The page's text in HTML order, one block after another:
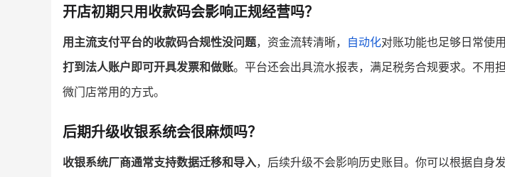
开店初期只用收款码会影响正规经营吗？
用主流支付平台的收款码合规性没问题，资金流转清晰， 自动化对账功能也足够日常使
打到法人账户即可开具发票和做账。平台还会出具流水报表，满足税务合规要求。不用
微门店常用的方式。
后期升级收银系统会很麻烦吗？
收银系统厂商通常支持数据迁移和导入，后续升级不会影响历史账目。你可以根据自身